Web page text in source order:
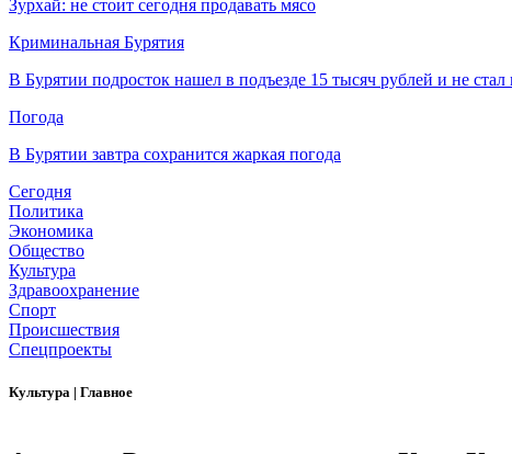
Зурхай: не стоит сегодня продавать мясо
Криминальная Бурятия
В Бурятии подросток нашел в подъезде 15 тысяч рублей и не стал
Погода
В Бурятии завтра сохранится жаркая погода
Сегодня
Политика
Экономика
Общество
Культура
Здравоохранение
Спорт
Происшествия
Спецпроекты
Культура | Главное